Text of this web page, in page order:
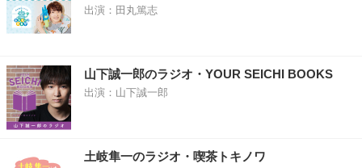
出演：田丸篤志
山下誠一郎のラジオ・YOUR SEICHI BOOKS
出演：山下誠一郎
土岐隼一のラジオ・喫茶トキノワ